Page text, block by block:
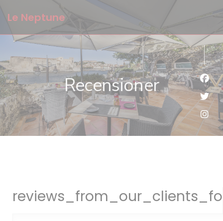
Le Neptune
Recensioner